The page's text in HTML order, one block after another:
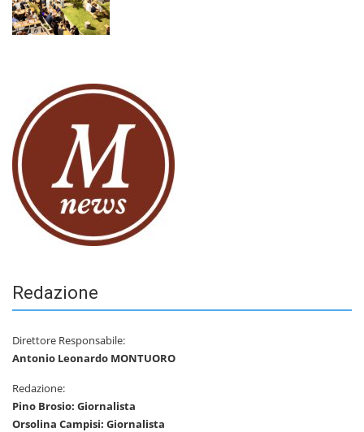
Redazione
Direttore Responsabile:
Antonio Leonardo MONTUORO
Redazione:
Pino Brosio: Giornalista
Orsolina Campisi: Giornalista